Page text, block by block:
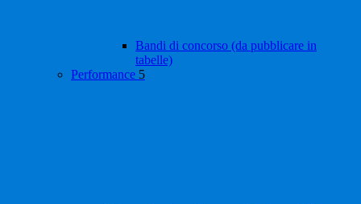
Bandi di concorso (da pubblicare in
tabelle)
Performance 5